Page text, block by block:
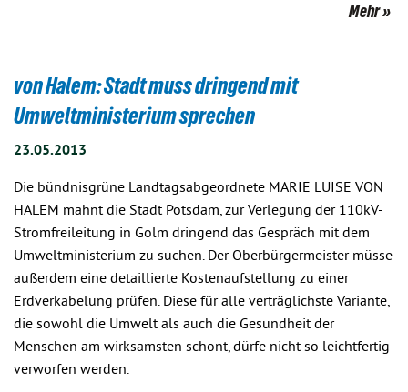
Mehr
von Halem: Stadt muss dringend mit
Umweltministerium sprechen
23.05.2013
Die bündnisgrüne Landtagsabgeordnete MARIE LUISE VON
HALEM mahnt die Stadt Potsdam, zur Verlegung der 110kV-
Stromfreileitung in Golm dringend das Gespräch mit dem
Umweltministerium zu suchen. Der Oberbürgermeister müsse
außerdem eine detaillierte Kostenaufstellung zu einer
Erdverkabelung prüfen. Diese für alle verträglichste Variante,
die sowohl die Umwelt als auch die Gesundheit der
Menschen am wirksamsten schont, dürfe nicht so leichtfertig
verworfen werden.